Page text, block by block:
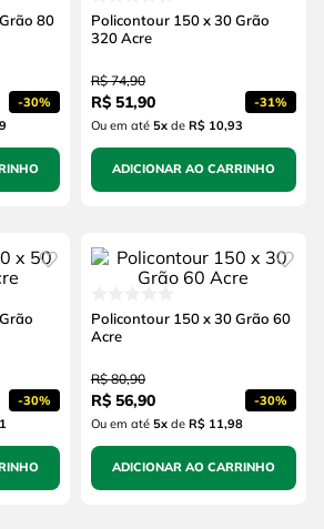
80
-30%
Policontour 150 x 30 Grão
320 Acre
R$ 74,90
R$ 51,90 -31%
Ou em até 5xde R$ 10,93
ADICIONAR AO CARRINHO
-30%
Policontour 150 x 30 Grão 60
Acre
R$ 80,90
R$ 56,90 -30%
Ou em até 5xde R$ 11,98
ADICIONAR AO CARRINHO